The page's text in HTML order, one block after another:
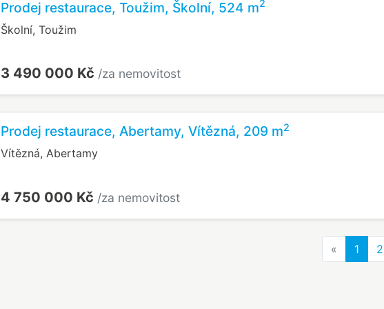
Prodej restaurace, Toužim, Školní, 524 m2
Školní, Toužim
3 490 000 Kč /za nemovitost
Prodej restaurace, Abertamy, Vítězná, 209 m2
Vítězná, Abertamy
4 750 000 Kč /za nemovitost
« Previous
1 2